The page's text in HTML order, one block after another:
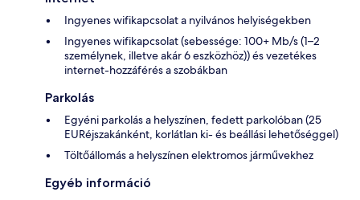
Ingyenes wifikapcsolat a nyilvános helyiségekben
Ingyenes wifikapcsolat (sebessége: 100+ Mb/s (1–2
személynek, illetve akár 6 eszközhöz)) és vezetékes
internet-hozzáférés a szobákban
Parkolás
Egyéni parkolás a helyszínen, fedett parkolóban (25
EURéjszakánként, korlátlan ki- és beállási lehetőséggel)
Töltőállomás a helyszínen elektromos járművekhez
Egyéb információ